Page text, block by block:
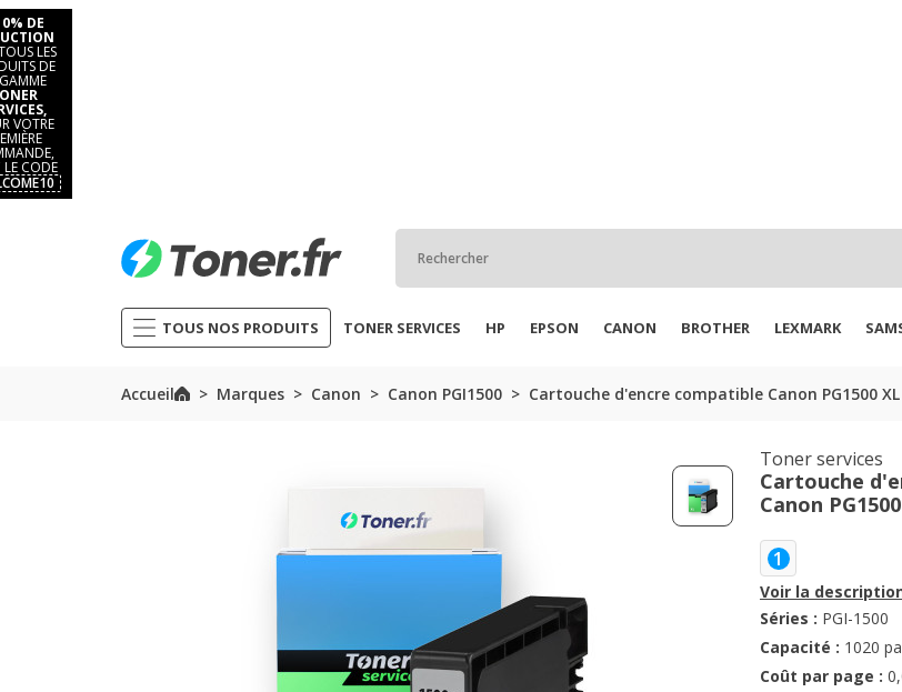
DE
LES
DE
VOTRE
LE CODE
TOUS NOS PRODUITS TONER SERVICES HP EPSON CANON BROTHER LEXMARK
Accueil Marques Canon Canon PGI1500 Cartouche d'encre compatible Canon PG1500
Toner services
Cartouche
Canon
1
Voir la
Séries : PGI-1500
Capacité : 1020
Coût par page :